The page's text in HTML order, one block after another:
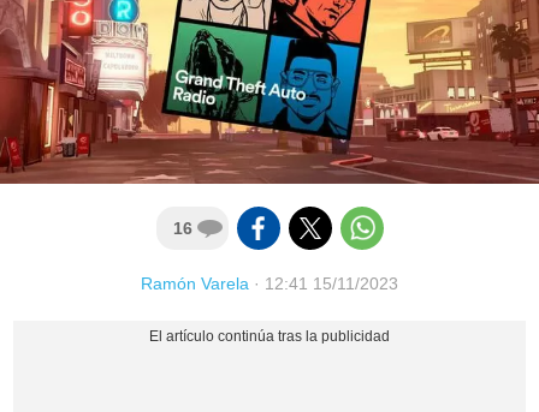
16
Ramón Varela · 12:41 15/11/2023